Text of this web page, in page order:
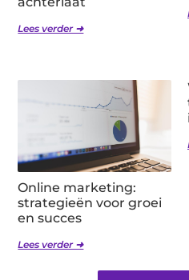
Lees verder ➜
Online marketing:
strategieën voor groei
en succes
Lees verder ➜